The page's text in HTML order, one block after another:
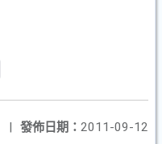
發佈日期： 2011-09-12
|